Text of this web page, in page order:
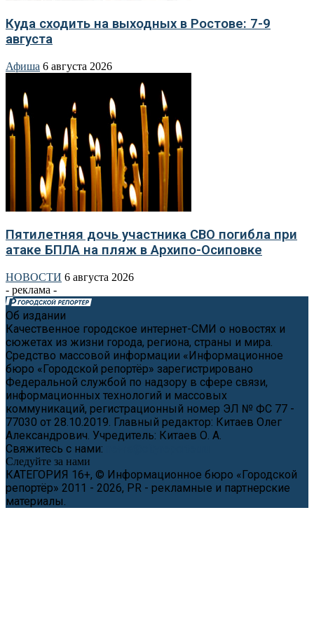
Куда сходить на выходных в Ростове: 7-9
августа
Афиша 6 августа 2026
Пятилетняя дочь участника СВО погибла при
атаке БПЛА на пляж в Архипо-Осиповке
НОВОСТИ 6 августа 2026
- реклама -
Об издании
Качественное городское интернет-СМИ о новостях и
сюжетах из жизни города, региона, страны и мира.
Средство массовой информации «Информационное
бюро «Городской репортёр» зарегистрировано
Федеральной службой по надзору в сфере связи,
информационных технологий и массовых
коммуникаций, регистрационный номер ЭЛ № ФС 77 -
77030 от 28.10.2019. Главный редактор: Китаев Олег
Александрович. Учредитель: Китаев О. А.
Свяжитесь с нами:
Следуйте за нами
КАТЕГОРИЯ 16+, © Информационное бюро «Городской
репортёр» 2011 - 2026, PR - рекламные и партнерские
материалы.